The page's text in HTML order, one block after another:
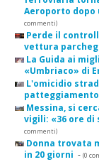
Aeroporto dopo
commenti)
Perde il
vettura
La Guida ai
«Umbriaco» di
L'omicidio
patteggiamento
Messina, si
vigili: «36 ore di
commenti)
Donna trovata
in 20 giorni - (0